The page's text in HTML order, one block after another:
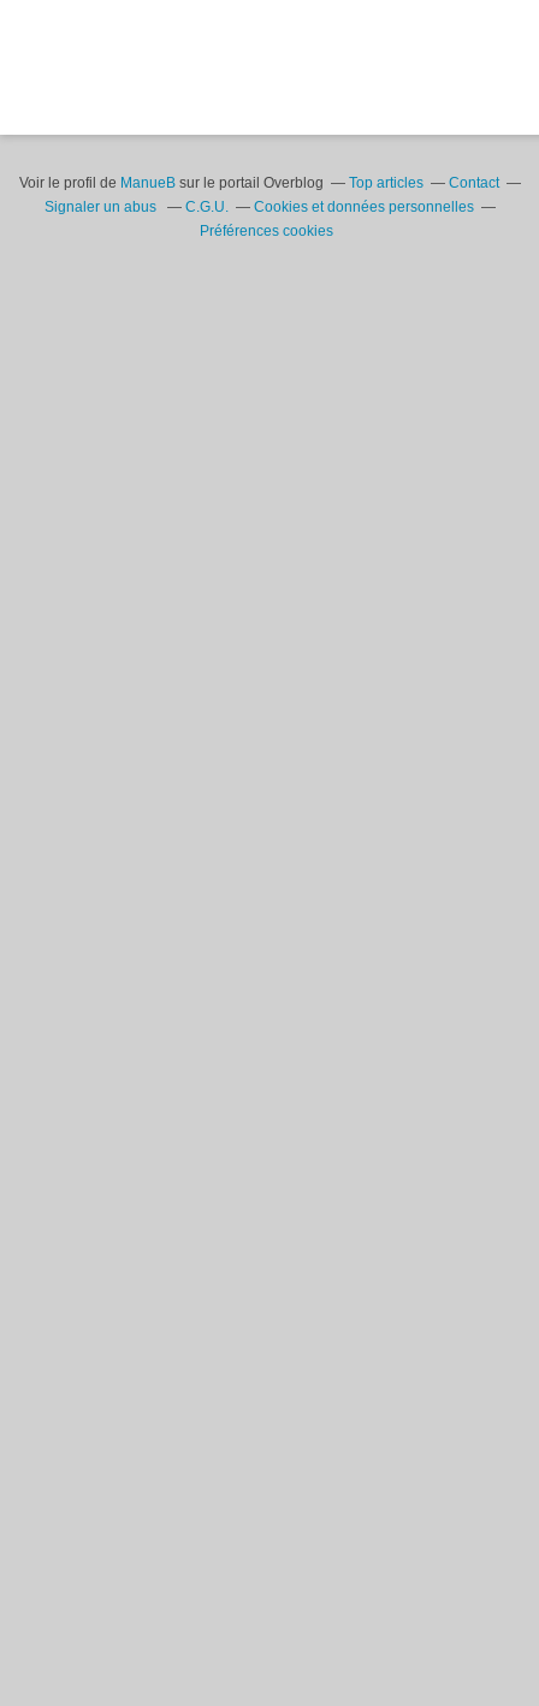
Voir le profil de ManueBsur le portail Overblog Top articles
Contact
Signaler un abus
C.G.U.
Cookies et données personnelles
Préférences cookies